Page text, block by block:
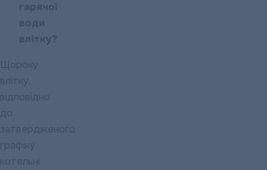
гарячої
води
влітку?
Щороку
влітку,
відповідно
до
затвердженого
графіку
котельні